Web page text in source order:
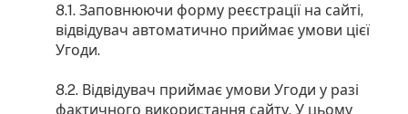
8.1. Заповнюючи форму реєстрації на сайті,
відвідувач автоматично приймає умови цієї
Угоди.
8.2. Відвідувач приймає умови Угоди у разі
фактичного використання сайту. У цьому